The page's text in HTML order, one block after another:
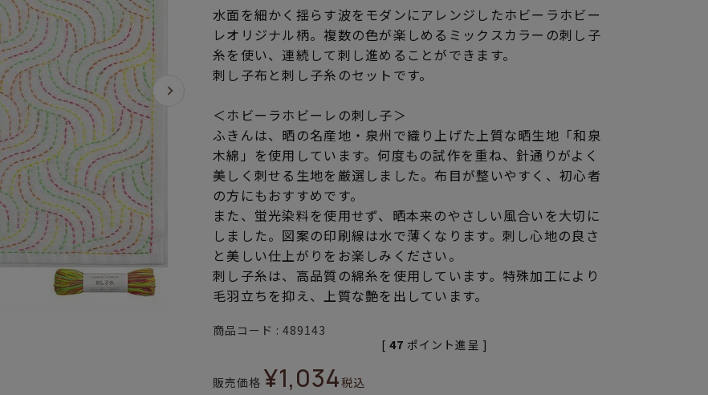
水面を細かく揺らす波をモダンにアレンジしたホビーラホビー
レオリジナル柄。複数の色が楽しめるミックスカラーの刺し子
糸を使い、連続して刺し進めることができます。
刺し子布と刺し子糸のセットです。
＜ホビーラホビーレの刺し子＞
ふきんは、晒の名産地・泉州で織り上げた上質な晒生地「和泉
木綿」を使用しています。何度もの試作を重ね、針通りがよく
美しく刺せる生地を厳選しました。布目が整いやすく、初心者
の方にもおすすめです。
また、蛍光染料を使用せず、晒本来のやさしい風合いを大切に
しました。図案の印刷線は水で薄くなります。刺し心地の良さ
と美しい仕上がりをお楽しみください。
刺し子糸は、高品質の綿糸を使用しています。特殊加工により
毛羽立ちを抑え、上質な艶を出しています。
商品コード 489143
販売価格 ¥1,034税込
[ 47 ポイント進呈 ]